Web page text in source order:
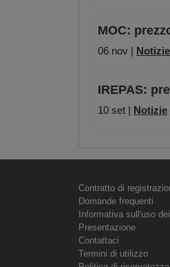
MOC:
06 nov | Notizie
IREPAS:
10 set | Notizie
Contratto di
Domande frequenti
Informativa sull'uso
Presentazione
Contattaci
Termini di utilizzo